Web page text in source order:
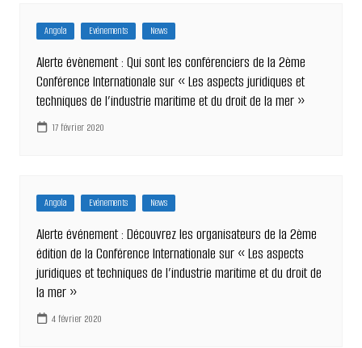
Angola Evénements News
Alerte évènement : Qui sont les conférenciers de la 2ème
Conférence Internationale sur « Les aspects juridiques et
techniques de l’industrie maritime et du droit de la mer »
17 février 2020
Angola Evénements News
Alerte événement : Découvrez les organisateurs de la 2ème
édition de la Conférence Internationale sur « Les aspects
juridiques et techniques de l’industrie maritime et du droit de
la mer »
4 février 2020